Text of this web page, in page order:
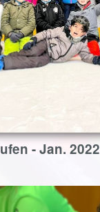
- Jan. 2022